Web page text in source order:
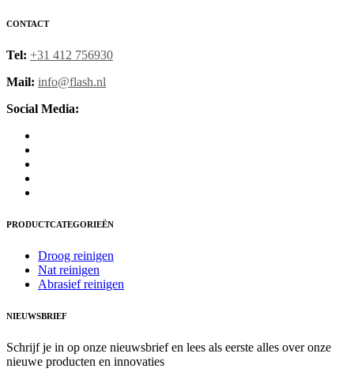
CONTACT
Tel: +31 412 756930
Mail: info@flash.nl
Social Media:
PRODUCTCATEGORIEËN
Droog reinigen
Nat reinigen
Abrasief reinigen
NIEUWSBRIEF
Schrijf je in op onze nieuwsbrief en lees als eerste alles over onze
nieuwe producten en innovaties